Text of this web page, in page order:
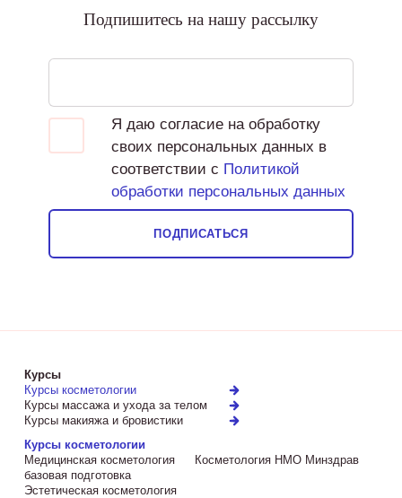
Подпишитесь на нашу рассылку
Я даю согласие на обработку
своих персональных данных в
соответствии с Политикой
обработки персональных данных
ПОДПИСАТЬСЯ
Курсы
Курсы косметологии
Курсы массажа и ухода за телом
Курсы макияжа и бровистики
Курсы косметологии
Медицинская косметология
базовая подготовка
Эстетическая косметология
Косметология НМО Минздрав